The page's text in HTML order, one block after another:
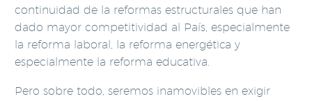
continuidad de la reformas estructurales que han
dado mayor competitividad al País, especialmente
la reforma laboral, la reforma energética y
especialmente la reforma educativa.
Pero sobre todo, seremos inamovibles en exigir